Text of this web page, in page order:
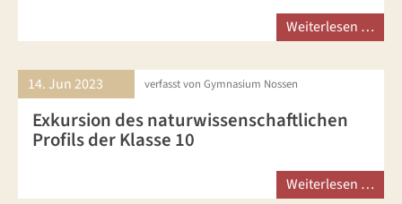
Weiterlesen …
14. Jun2023 verfasst von Gymnasium Nossen
Exkursion des naturwissenschaftlichen
Profils der Klasse 10
Weiterlesen …